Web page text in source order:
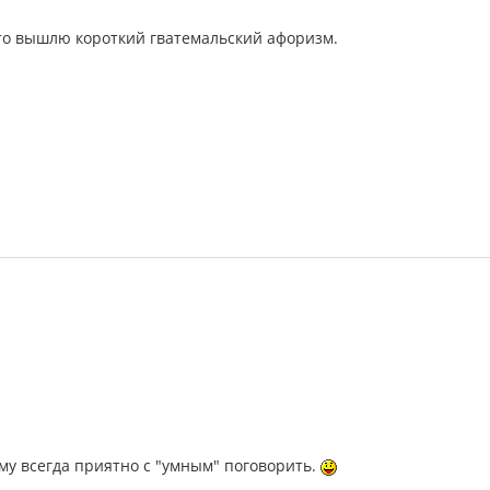
вышлю короткий гватемальский афоризм.
всегда приятно с "умным" поговорить.